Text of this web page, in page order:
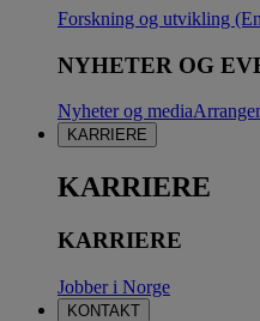
Forskning og utvikling
NYHETER OG
Nyheter og media
KARRIERE
KARRIERE
KARRIERE
Jobber i Norge
KONTAKT